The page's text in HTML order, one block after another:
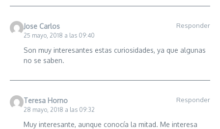
Jose Carlos
25 mayo, 2018 a las 09:40
Responder
Son muy interesantes estas curiosidades, ya que algunas
no se saben.
Teresa Horno
28 mayo, 2018 a las 09:32
Responder
Muy interesante, aunque conocía la mitad. Me interesa